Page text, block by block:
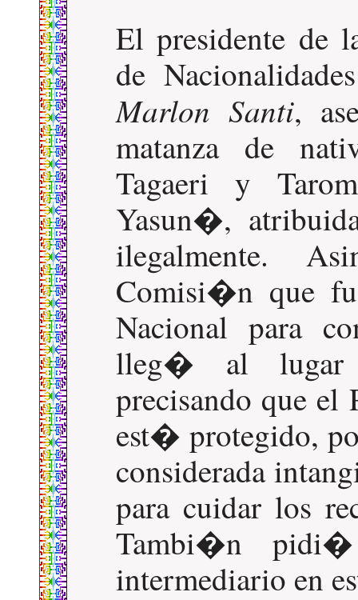
El presidente de
de
Marlon Santi,
matanza de
Tagaeri y
Yasun�,
ilegalmente.
Comisi�n que
Nacional para
lleg� al lugar
precisando que
est� protegido,
considerada
para cuidar los
Tambi�n
intermediario en